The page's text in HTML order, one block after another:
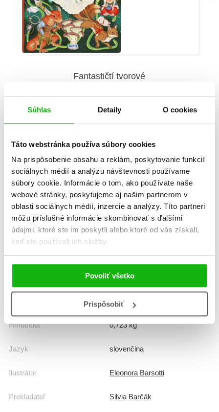
Súhlas Detaily O cookies
Táto webstránka používa súbory cookies
Na prispôsobenie obsahu a reklám, poskytovanie funkcií
sociálnych médií a analýzu návštevnosti používame
súbory cookie. Informácie o tom, ako používate naše
webové stránky, poskytujeme aj našim partnerom v
oblasti sociálnych médií, inzercie a analýzy. Títo partneri
môžu príslušné informácie skombinovať s ďalšími
údajmi, ktoré ste im poskytli alebo ktoré od vás získali,
keď ste používali ich služby.
Povoliť všetko
Prispôsobiť
Fantastičtí tvorové
Informácie
Žáner povesti, mýty, báje
Počet strán 96
K stiahnutiu
21.11.2025
210x297 mm
Hmotnosť 0,723 kg
Jazyk slovenčina
Ilustrátor Eleonora Barsotti
Prekladateľ Silvia Barčák